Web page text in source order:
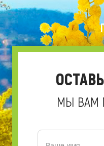
МЫ ВАМ